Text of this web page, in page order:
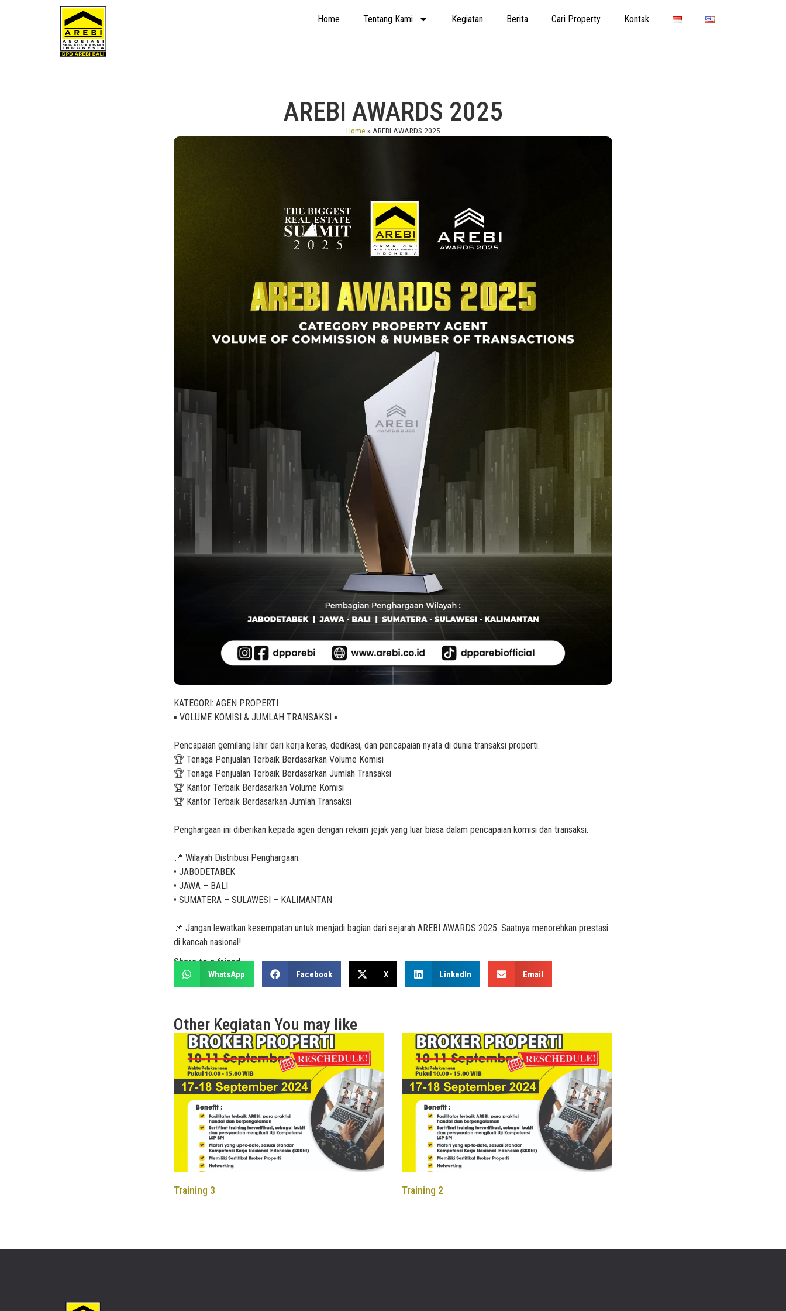
Home Tentang Kami Kegiatan Berita Cari Property Kontak
AREBI AWARDS 2025
Home » AREBI AWARDS 2025
KATEGORI: AGEN PROPERTI
▪️ VOLUME KOMISI & JUMLAH TRANSAKSI ▪️
Pencapaian gemilang lahir dari kerja keras, dedikasi, dan pencapaian nyata di dunia transaksi properti.
🏆 Tenaga Penjualan Terbaik Berdasarkan Volume Komisi
🏆 Tenaga Penjualan Terbaik Berdasarkan Jumlah Transaksi
🏆 Kantor Terbaik Berdasarkan Volume Komisi
🏆 Kantor Terbaik Berdasarkan Jumlah Transaksi
Penghargaan ini diberikan kepada agen dengan rekam jejak yang luar biasa dalam pencapaian komisi dan transaksi.
📍 Wilayah Distribusi Penghargaan:
• JABODETABEK
• JAWA – BALI
• SUMATERA – SULAWESI – KALIMANTAN
📌 Jangan lewatkan kesempatan untuk menjadi bagian dari sejarah AREBI AWARDS 2025. Saatnya menorehkan prestasi
di kancah nasional!
Share to a friend
WhatsApp Facebook X LinkedIn Email
Other Kegiatan You may like
Training 3 Training 2